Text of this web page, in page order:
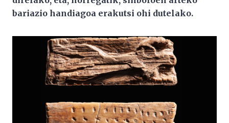
bariazio handiagoa erakutsi ohi dutelako.